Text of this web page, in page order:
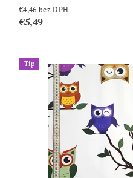
€4,46 bez DPH
€5,49
Tip